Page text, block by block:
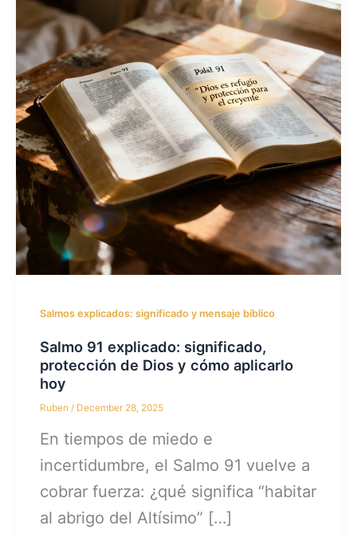
Salmos explicados: significado y mensaje bíblico
Salmo 91 explicado: significado,
protección de Dios y cómo aplicarlo
hoy
Ruben/ December 28, 2025
En tiempos de miedo e
incertidumbre, el Salmo 91 vuelve a
cobrar fuerza: ¿qué significa “habitar
al abrigo del Altísimo” […]